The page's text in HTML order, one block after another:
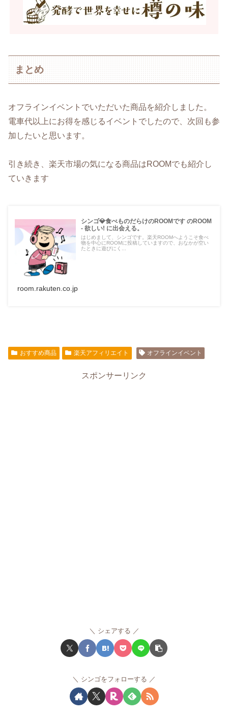
まとめ
オフラインイベントでいただいた商品を紹介しました。
電車代以上にお得を感じるイベントでしたので、次回も参
加したいと思います。
引き続き、楽天市場の気になる商品はROOMでも紹介し
ていきます
シンゴ💎食べものだらけのROOMです のROOM
- 欲しい! に出会える。
はじめまして、シンゴです。楽天ROOMへようこそ食べ
物を中心にROOMに投稿していますので、おなかが空い
たときに遊びにく...
room.rakuten.co.jp
おすすめ商品 楽天アフィリエイト オフラインイベント
スポンサーリンク
シェアする
シンゴをフォローする